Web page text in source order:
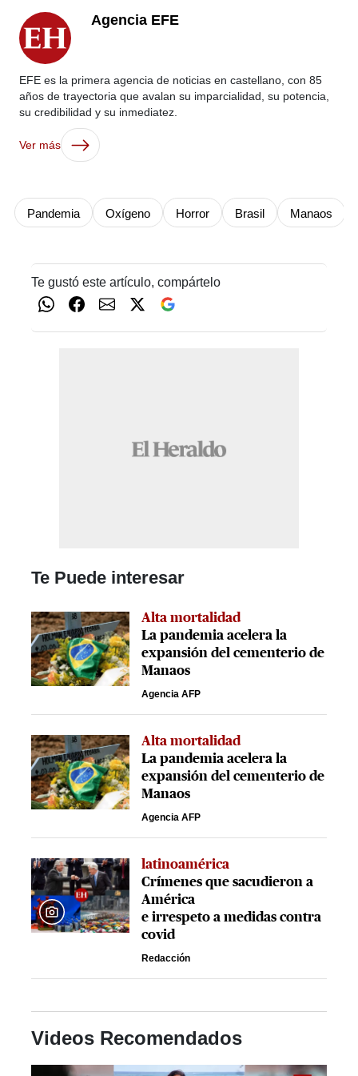
Agencia EFE
EFE es la primera agencia de noticias en castellano, con 85
años de trayectoria que avalan su imparcialidad, su potencia,
su credibilidad y su inmediatez.
Ver más
Pandemia Oxígeno Horror Brasil Manaos
Te gustó este artículo, compártelo
Te Puede interesar
Alta mortalidad
La pandemia acelera la
expansión del cementerio de
Manaos
Agencia AFP
Alta mortalidad
La pandemia acelera la
expansión del cementerio de
Manaos
Agencia AFP
latinoamérica
Crímenes que sacudieron a
América
e irrespeto a medidas contra
covid
Redacción
Videos Recomendados